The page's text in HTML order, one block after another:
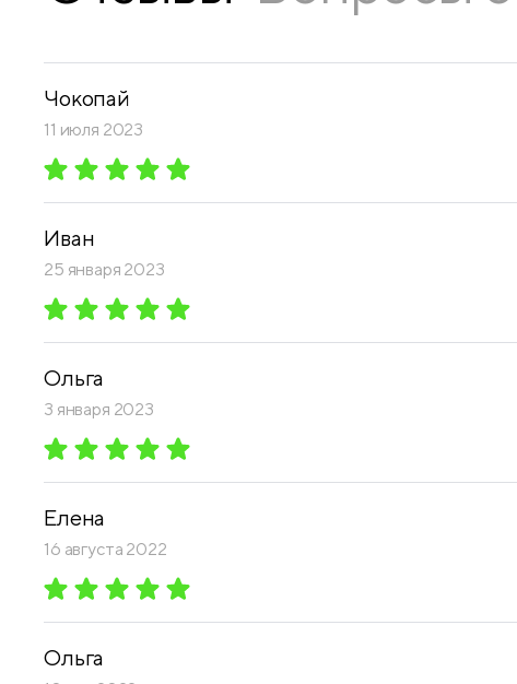
Чокопай
11 июля 2023
Иван
25 января 2023
Ольга
3 января 2023
Елена
16 августа 2022
Ольга